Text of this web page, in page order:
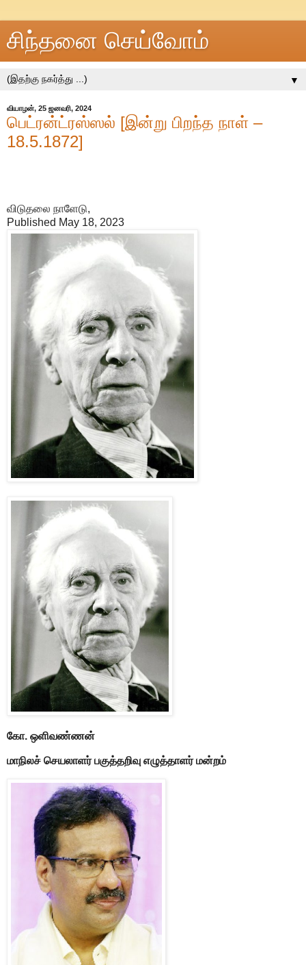
சிந்தனை செய்வோம்
▼
வியாழன், 25 ஜனவரி, 2024
பெட்ரன்ட்ரஸ்ஸல் [இன்று பிறந்த நாள் –
18.5.1872]
விடுதலை நாளேடு,
Published May 18, 2023
கோ. ஒளிவண்ணன்
மாநிலச் செயலாளர்பகுத்தறிவு எழுத்தாளர் மன்றம்